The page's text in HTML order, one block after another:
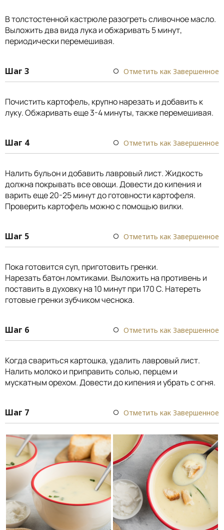
В толстостенной кастрюле разогреть сливочное масло.
Выложить два вида лука и обжаривать 5 минут,
периодически перемешивая.
Шаг 3 Отметить как Завершенное
Почистить картофель, крупно нарезать и добавить к
луку. Обжаривать еще 3-4 минуты, также перемешивая.
Шаг 4 Отметить как Завершенное
Налить бульон и добавить лавровый лист. Жидкость
должна покрывать все овощи. Довести до кипения и
варить еще 20-25 минут до готовности картофеля.
Проверить картофель можно с помощью вилки.
Шаг 5 Отметить как Завершенное
Пока готовится суп, приготовить гренки.
Нарезать батон ломтиками. Выложить на противень и
поставить в духовку на 10 минут при 170 С. Натереть
готовые гренки зубчиком чеснока.
Шаг 6 Отметить как Завершенное
Когда свариться картошка, удалить лавровый лист.
Налить молоко и приправить солью, перцем и
мускатным орехом. Довести до кипения и убрать с огня.
Шаг 7 Отметить как Завершенное